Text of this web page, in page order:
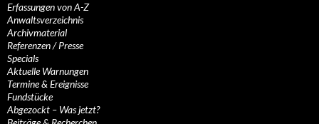
Erfassungen von A-Z
Anwaltsverzeichnis
Archivmaterial
Referenzen / Presse
Specials
Aktuelle Warnungen
Termine & Ereignisse
Fundstücke
Abgezockt – Was jetzt?